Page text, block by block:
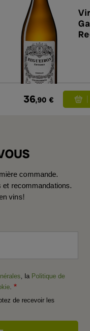
36,90 €
commande.
recommandations.
vins!
, la Politique de
de recevoir les